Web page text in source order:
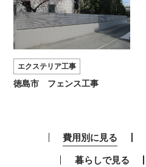
エクステリア工事
徳島市 フェンス工事
費用別に見る
暮らしで見る